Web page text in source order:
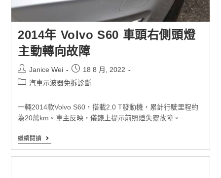
2014年 Volvo S60 車頭右側頭燈
主動轉向故障
Janice Wei
18 8 月, 2022
汽車示波器免拆診斷
一輛2014款Volvo S60，搭載2.0 T發動機，累計行駛里程約
為20萬km。車主反映，儀錶上提示前照燈失靈故障。
繼續閱讀